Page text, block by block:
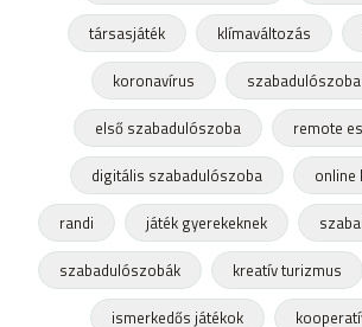
társasjáték
klímaváltozás
koronavírus
első szabadulószoba
remote
digitális szabadulószoba
online
randi
játék gyerekeknek
szabadulószobák
kreatív turizmus
ismerkedős játékok